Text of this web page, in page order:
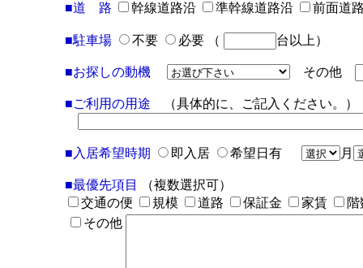
■道 路 幹線道路沿 準幹線道路沿 前面道
■駐車場 不要 必要 （ 台以上）
■お探しの動機 その他
■ご利用の用途 （具体的に、ご記入ください。）
■入居希望時期 即入居 希望日有 月
■最優先項目
（複数選択可）
交通の便
規模 道路 保証金 家賃
その他